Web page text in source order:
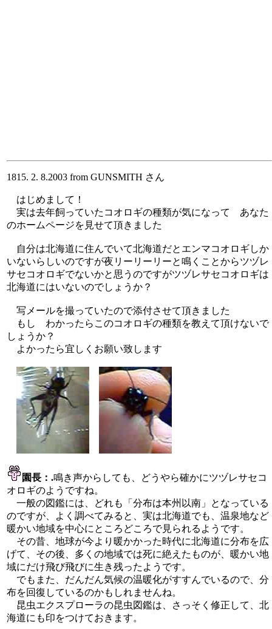
1815. 2. 8.2003 from GUNSMITH さん
はじめまして！
実は去年飼っていたコオロギの種類が気になって あなた
のホームページを見せて頂きました
自分は北海道に住んでいて北海道だとエンマコオロギしか
いないらしいのですが夜リーリーリーと鳴くことからツヅレ
サセコオロギでないかと思うのですがツヅレサセコオロギは
北海道にはいないのでしょうか？
写メールを撮っていたので添付させて頂きました
もし わかったらこのコオロギの種類を教えて頂けないで
しょうか？
よかったら宜しくお願い致します
園長：.鳴き声からしても、どうやら確かにツヅレサセコ
オロギのようですね。
一般の図鑑には、どれも「分布は本州以南」となっている
のですが、よく調べてみると、実は北海道でも、温泉地など
暖かい地域を中心にところどころで見られるようです。
その昔、地球が今より暖かかった時代に北海道に分布を広
げて、その後、多くの地域では死に絶えたものが、暖かい地
域にだけ飛び飛びに生き残ったようです。
でもまた、だんだん気候の温暖化がすすんでいるので、分
布を回復しているのかもしれませんね。
昆虫エクスプローラの昆虫図鑑は、さっそく修正して、北
海道にも印をつけておきます。